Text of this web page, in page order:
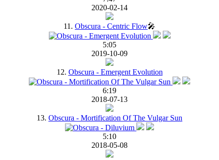
2020-02-14
11. Obscura - Centric Flow🎤
5:05
2019-10-09
12. Obscura - Emergent Evolution
6:19
2018-07-13
13. Obscura - Mortification Of The Vulgar Sun
5:10
2018-05-08